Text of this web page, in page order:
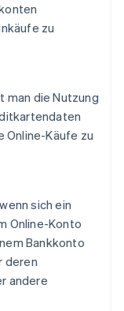
zu
die Nutzung
Online-Käufe zu
sich ein
Online-Konto
Bankkonto
deren
andere